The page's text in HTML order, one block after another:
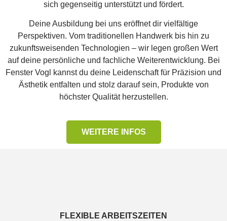
sich gegenseitig unterstützt und fördert.
Deine Ausbildung bei uns eröffnet dir vielfältige
Perspektiven. Vom traditionellen Handwerk bis hin zu
zukunftsweisenden Technologien – wir legen großen Wert
auf deine persönliche und fachliche Weiterentwicklung. Bei
Fenster Vogl kannst du deine Leidenschaft für Präzision und
Ästhetik entfalten und stolz darauf sein, Produkte von
höchster Qualität herzustellen.
WEITERE INFOS
FLEXIBLE ARBEITSZEITEN